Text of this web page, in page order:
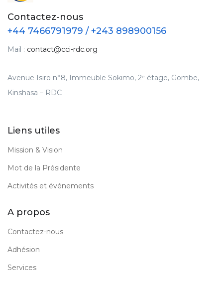
Contactez-nous
+44 7466791979 / +243 898900156
Mail : contact@cci-rdc.org
Avenue Isiro n°8, Immeuble Sokimo, 2ᵉ étage, Gombe,
Kinshasa – RDC
Liens utiles
Mission & Vision
Mot de la Présidente
Activités et événements
A propos
Contactez-nous
Adhésion
Services